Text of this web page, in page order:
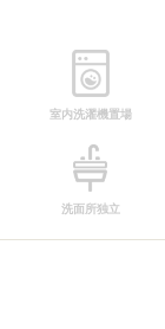
室内洗濯機置場
洗面所独立